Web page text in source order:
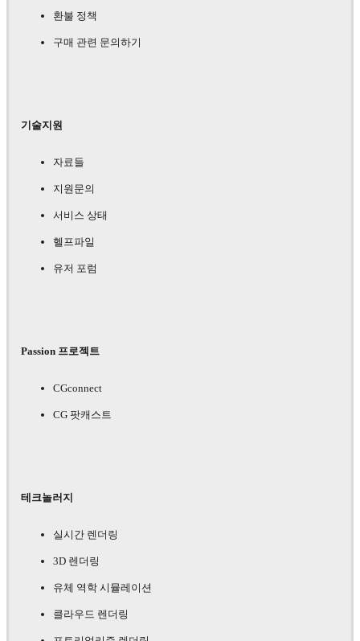
환불 정책
구매 관련 문의하기
기술지원
자료들
지원문의
서비스 상태
헬프파일
유저 포럼
Passion 프로젝트
CGconnect
CG 팟캐스트
테크놀러지
실시간 렌더링
3D 렌더링
유체 역학 시뮬레이션
클라우드 렌더링